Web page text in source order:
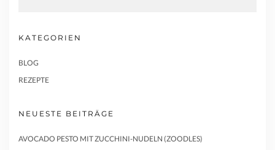
KATEGORIEN
BLOG
REZEPTE
NEUESTE BEITRÄGE
AVOCADO PESTO MIT ZUCCHINI-NUDELN (ZOODLES)